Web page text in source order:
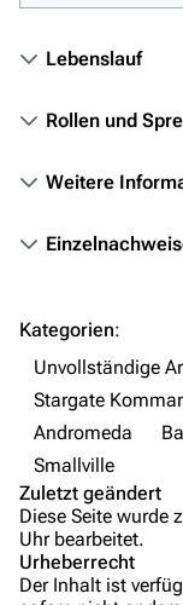
Wiki-
Lebenslauf
Rollen und
Weitere
Kategorien:
Unvollständige
Stargate
Andromeda
Smallville
Zuletzt geändert
Diese Seite wurde
Uhr bearbeitet.
Urheberrecht
Der Inhalt ist